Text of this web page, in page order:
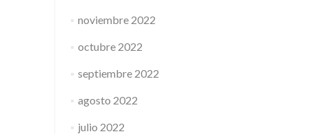
noviembre 2022
octubre 2022
septiembre 2022
agosto 2022
julio 2022